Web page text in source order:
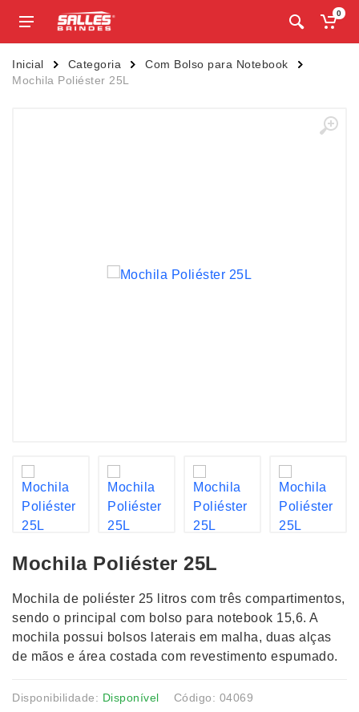
0
Inicial Categoria
Com Bolso para Notebook
Mochila Poliéster 25L
Mochila Poliéster 25L
Mochila de poliéster 25 litros com três compartimentos,
sendo o principal com bolso para notebook 15,6. A
mochila possui bolsos laterais em malha, duas alças
de mãos e área costada com revestimento espumado.
Disponibilidade: Disponível Código: 04069